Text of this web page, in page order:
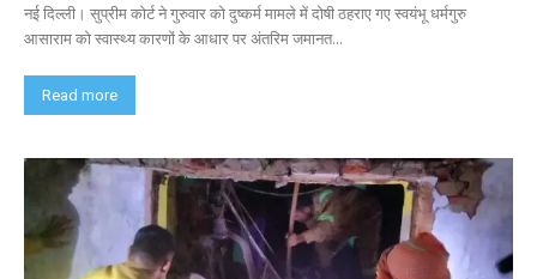
नई दिल्ली। सुप्रीम कोर्ट ने गुरुवार को दुष्कर्म मामले में दोषी ठहराए गए स्वयंभू धर्मगुरु
आसाराम को स्वास्थ्य कारणों के आधार पर अंतरिम जमानत...
Read more